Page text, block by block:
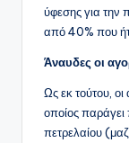
ύφεσης για την
από 40% που
Άναυδες οι
Ως εκ τούτου,
οποίος
πετρελαίου